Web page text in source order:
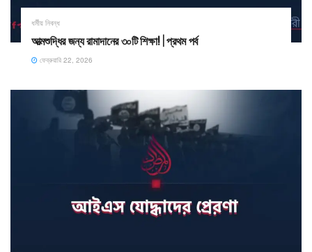
ধর্মীয় নিবন্ধ
আত্মশুদ্ধির জন্য রামাদানের ৩০টি শিক্ষা! ​| প্রথম পর্ব
ফেব্রুয়ারি 22, 2026